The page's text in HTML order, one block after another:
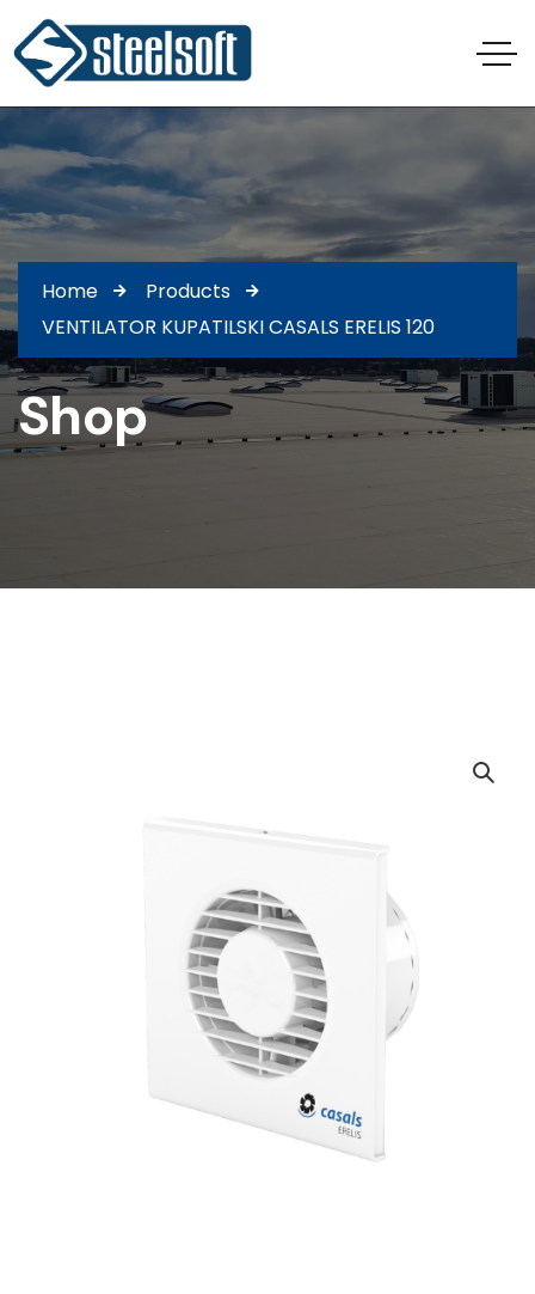
Home
Products
VENTILATOR KUPATILSKI CASALS ERELIS 120
Shop